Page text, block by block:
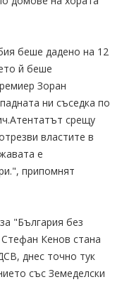
беше дадено на 12
й беше
Зоран
ни съседка по
срещу
властите в
е
припомнят
"България без
Кенов стана
днес точно тук
със Земеделски